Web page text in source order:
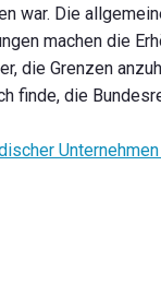
war. Die
machen die
die Grenzen
finde, die